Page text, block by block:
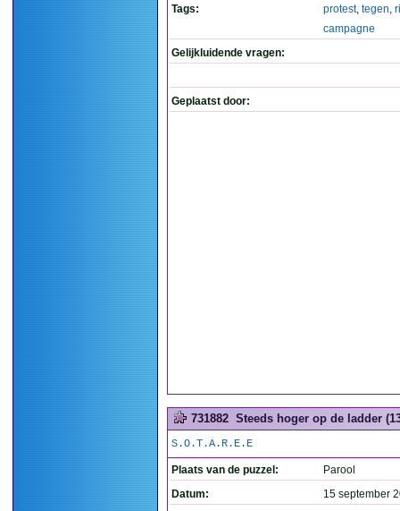
Tags:
protest, tegen,
campagne
Gelijkluidende vragen:
Geplaatst door:
731882 Steeds hoger op de ladder
S.O.T.A.R.E.E
Plaats van de puzzel:
Parool
Datum:
15 september